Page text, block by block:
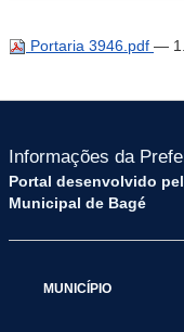
Portaria 3946.pdf —
Informações da
Portal desenvolvido
Municipal de Bagé
MUNICÍPIO